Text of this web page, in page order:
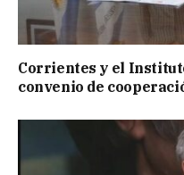
Corrientes y el
convenio de